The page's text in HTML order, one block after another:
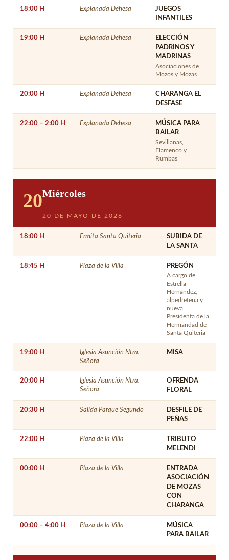
18:00 H Explanada Dehesa
JUEGOS
INFANTILES
19:00 H Explanada Dehesa
ELECCIÓN
PADRINOS Y
MADRINAS
Asociaciones de
Mozos y Mozas
20:00 H Explanada Dehesa
CHARANGA EL
DESFASE
22:00 – 2:00 H Explanada Dehesa
MÚSICA PARA
BAILAR
Sevillanas,
Flamenco y
Rumbas
20Miércoles
20 DE MAYO DE 2026
18:00 H Ermita Santa Quiteria
SUBIDA DE
LA SANTA
18:45 H Plaza de la Villa PREGÓN
A cargo de
Estrella
Hernández,
alpedreteña y
nueva
Presidenta de la
Hermandad de
Santa Quiteria
19:00 H
Iglesia Asunción Ntra.
Señora
MISA
20:00 H
Iglesia Asunción Ntra.
Señora
OFRENDA
FLORAL
20:30 H Salida Parque Segundo
DESFILE DE
PEÑAS
22:00 H Plaza de la Villa
TRIBUTO
MELENDI
00:00 H Plaza de la Villa
ENTRADA
ASOCIACIÓN
DE MOZAS
CON
CHARANGA
00:00 – 4:00 H Plaza de la Villa
MÚSICA
PARA BAILAR